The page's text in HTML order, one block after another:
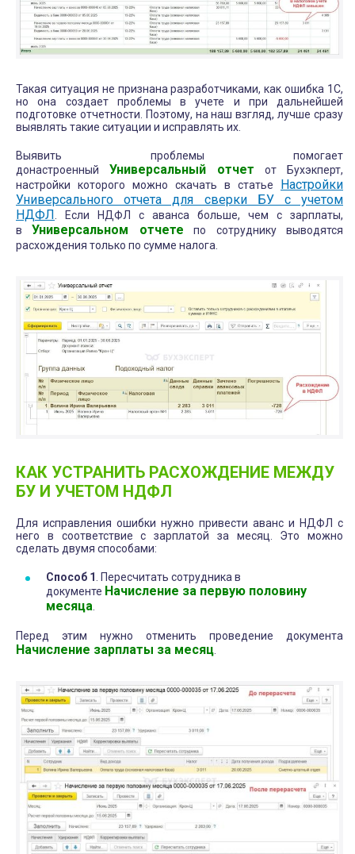
Такая ситуация не признана разработчиками, как ошибка 1С,
но она создает проблемы в учете и при дальнейшей
подготовке отчетности. Поэтому, на наш взгляд, лучше сразу
выявлять такие ситуации и исправлять их.
Выявить проблемы помогает
донастроенный Универсальный отчет от Бухэкперт,
настройки которого можно скачать в статье Настройки
Универсального отчета для сверки БУ с учетом
НДФЛ . Если НДФЛ с аванса больше, чем с зарплаты,
вУниверсальном отчете
по сотруднику выводятся
расхождения только по сумме налога.
КАК УСТРАНИТЬ РАСХОЖДЕНИЕ МЕЖДУ
БУ И УЧЕТОМ НДФЛ
Для исправления ошибки нужно привести аванс и НДФЛ с
него в соответствие с зарплатой за месяц. Это можно
сделать двумя способами:
Способ 1
. Пересчитать сотрудника в
документе Начисление за первую половину
месяца
Перед этим нужно отменить проведение документа
Начисление зарплаты за месяц